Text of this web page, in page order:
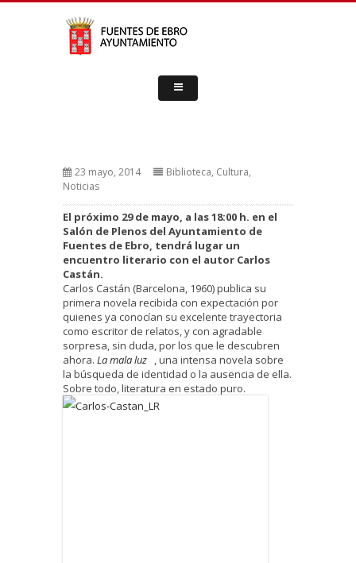
23 mayo, 2014 Biblioteca, Cultura,
Noticias
El próximo 29 de mayo, a las 18:00 h. en el
Salón de Plenos del Ayuntamiento de
Fuentes de Ebro, tendrá lugar un
encuentro literario con el autor Carlos
Castán.
Carlos Castán (Barcelona, 1960) publica su
primera novela recibida con expectación por
quienes ya conocían su excelente trayectoria
como escritor de relatos, y con agradable
sorpresa, sin duda, por los que le descubren
ahora. La mala luz , una intensa novela sobre
la búsqueda de identidad o la ausencia de ella.
Sobre todo, literatura en estado puro.